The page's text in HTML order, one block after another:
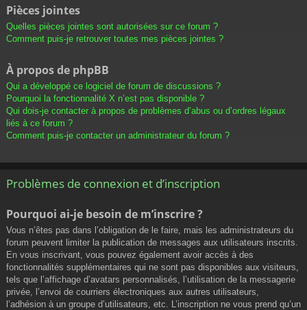
Pièces jointes
Quelles pièces jointes sont autorisées sur ce forum ?
Comment puis-je retrouver toutes mes pièces jointes ?
À propos de phpBB
Qui a développé ce logiciel de forum de discussions ?
Pourquoi la fonctionnalité X n’est pas disponible ?
Qui dois-je contacter à propos de problèmes d’abus ou d’ordres légaux
liés à ce forum ?
Comment puis-je contacter un administrateur du forum ?
Problèmes de connexion et d’inscription
Pourquoi ai-je besoin de m’inscrire ?
Vous n’êtes pas dans l’obligation de le faire, mais les administrateurs du
forum peuvent limiter la publication de messages aux utilisateurs inscrits.
En vous inscrivant, vous pouvez également avoir accès à des
fonctionnalités supplémentaires qui ne sont pas disponibles aux visiteurs,
tels que l’affichage d’avatars personnalisés, l’utilisation de la messagerie
privée, l’envoi de courriers électroniques aux autres utilisateurs,
l’adhésion à un groupe d’utilisateurs, etc. L’inscription ne vous prend qu’un